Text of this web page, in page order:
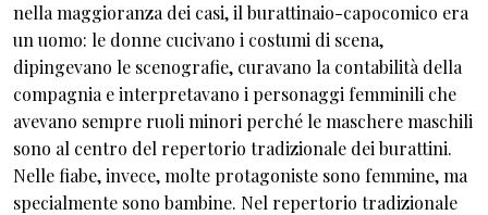
nella maggioranza dei casi, il burattinaio-capocomico era
un uomo: le donne cucivano i costumi di scena,
dipingevano le scenografie, curavano la contabilità della
compagnia e interpretavano i personaggi femminili che
avevano sempre ruoli minori perché le maschere maschili
sono al centro del repertorio tradizionale dei burattini.
Nelle fiabe, invece, molte protagoniste sono femmine, ma
specialmente sono bambine. Nel repertorio tradizionale